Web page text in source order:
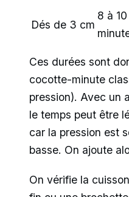
Dés de 3 cm
8 à 10
Ces durées sont
cocotte-minute
pression). Avec un
le temps peut être
car la pression est
basse. On ajoute
On vérifie la